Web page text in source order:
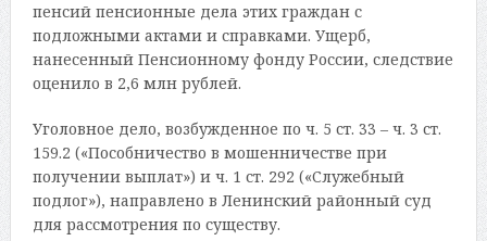
пенсий пенсионные дела этих граждан с
подложными актами и справками. Ущерб,
нанесенный Пенсионному фонду России, следствие
оценило в 2,6 млн рублей.
Уголовное дело, возбужденное по ч. 5 ст. 33 – ч. 3 ст.
159.2 («Пособничество в мошенничестве при
получении выплат») и ч. 1 ст. 292 («Служебный
подлог»), направлено в Ленинский районный суд
для рассмотрения по существу.